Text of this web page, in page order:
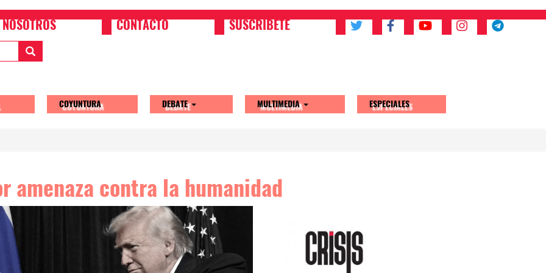
NOSOTROS CONTACTO SUSCRIBETE
COYUNTURA DEBATE MULTIMEDIA ESPECIALES
amenaza contra la humanidad